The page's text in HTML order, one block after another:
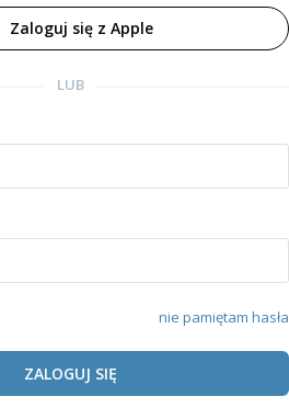
Zaloguj się z Apple
LUB
nie pamiętam hasła
ZALOGUJ SIĘ